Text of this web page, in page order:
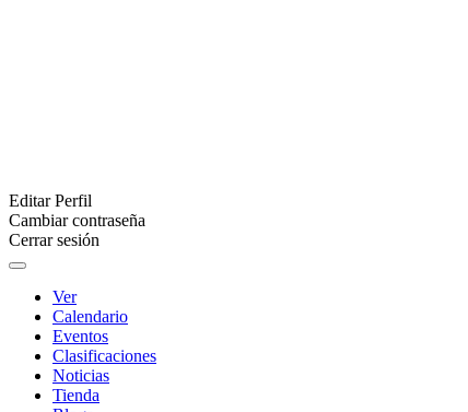
Editar Perfil
Cambiar contraseña
Cerrar sesión
Ver
Calendario
Eventos
Clasificaciones
Noticias
Tienda